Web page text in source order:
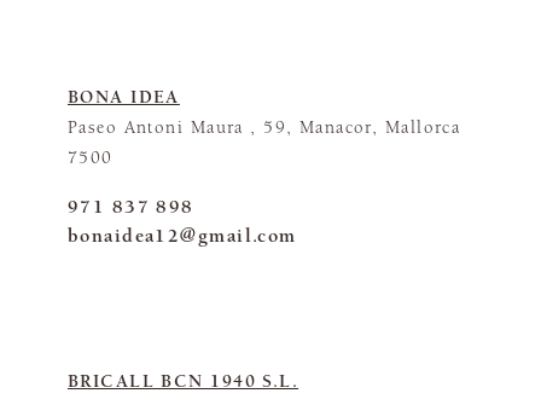
BONA IDEA
Paseo Antoni Maura , 59, Manacor, Mallorca
7500
971 837 898
bonaidea12@gmail.com
BRICALL BCN 1940 S.L.